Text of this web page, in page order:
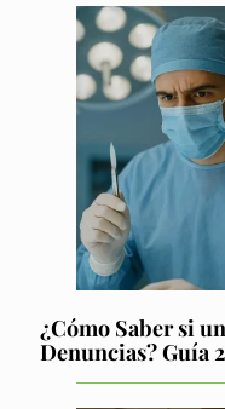
¿Cómo Saber si
Denuncias? Guía